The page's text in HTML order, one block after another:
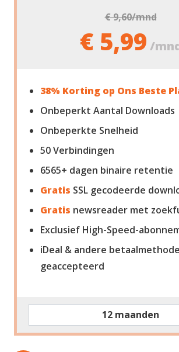
€ 9,60/mnd
€ 5,99 /
38% Korting op Ons Beste
Onbeperkt Aantal Downloads
Onbeperkte Snelheid
50Verbindingen
6565+ dagen binaire retentie
Gratis SSL gecodeerde
Gratis newsreader met
Exclusief High-Speed-
iDeal & andere
geaccepteerd
12 maanden